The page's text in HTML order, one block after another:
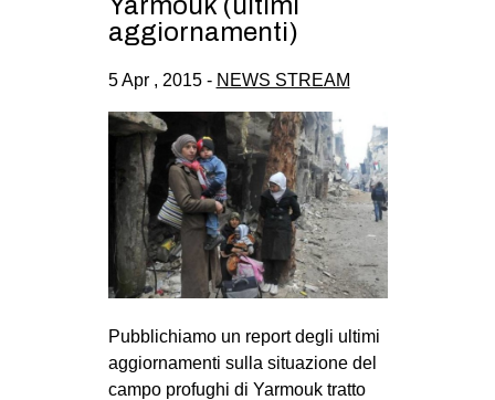
bsky
SEARCH
Yarmouk (ultimi
aggiornamenti)
5 Apr , 2015 - NEWS STREAM
Pubblichiamo un report degli ultimi
aggiornamenti sulla situazione del
campo profughi di Yarmouk tratto